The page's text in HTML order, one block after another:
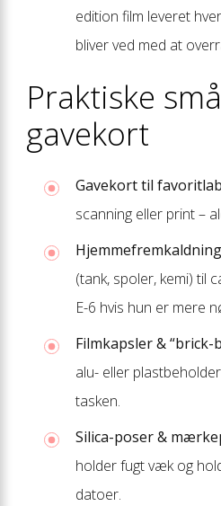
edition film leveret
bliver ved med at
Praktiske
gavekort
Gavekort til
scanning eller print –
(tank, spoler, kemi) til
E-6 hvis hun er mere
Filmkapsler & “brick-
alu- eller
tasken.
Silica-poser &
holder fugt væk og
datoer.